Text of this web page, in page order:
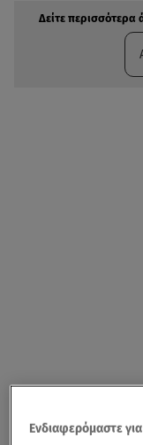
Δείτε
Ενδιαφερόμαστε